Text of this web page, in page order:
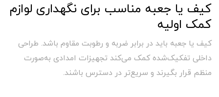
کیف یا جعبه مناسب برای نگهداری لوازم
کمک اولیه
کیف یا جعبه باید در برابر ضربه و رطوبت مقاوم باشد. طراحی
داخلی تفکیک‌شده کمک می‌کند تجهیزات امدادی به‌صورت
منظم قرار بگیرند و سریع‌تر در دسترس باشند.